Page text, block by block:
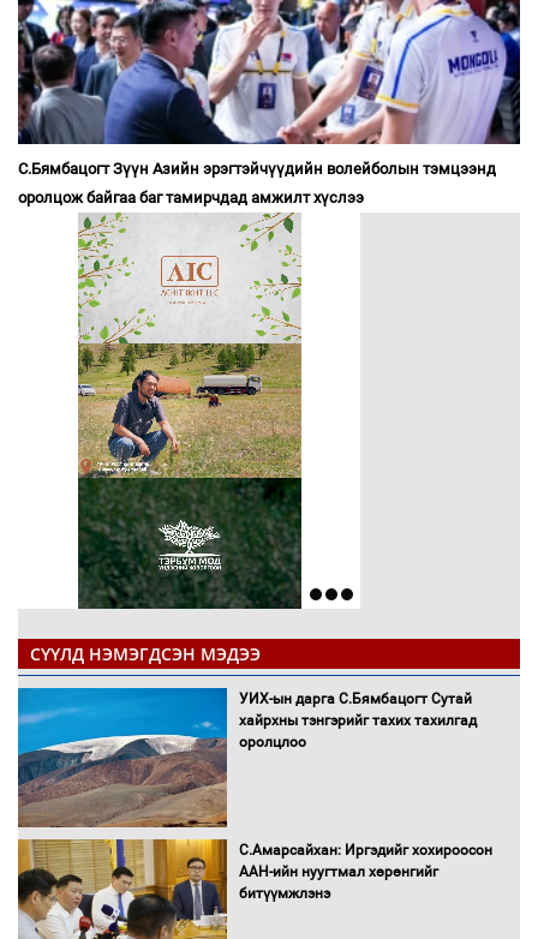
С.Бямбацогт Зүүн Азийн эрэгтэйчүүдийн волейболын тэмцээнд
оролцож байгаа баг тамирчдад амжилт хүслээ
СҮҮЛД НЭМЭГДСЭН МЭДЭЭ
УИХ-ын дарга С.Бямбацогт Сутай
хайрхны тэнгэрийг тахих тахилгад
оролцлоо
С.Амарсайхан: Иргэдийг хохироосон
ААН-ийн нуугтмал хөрөнгийг
битүүмжлэнэ